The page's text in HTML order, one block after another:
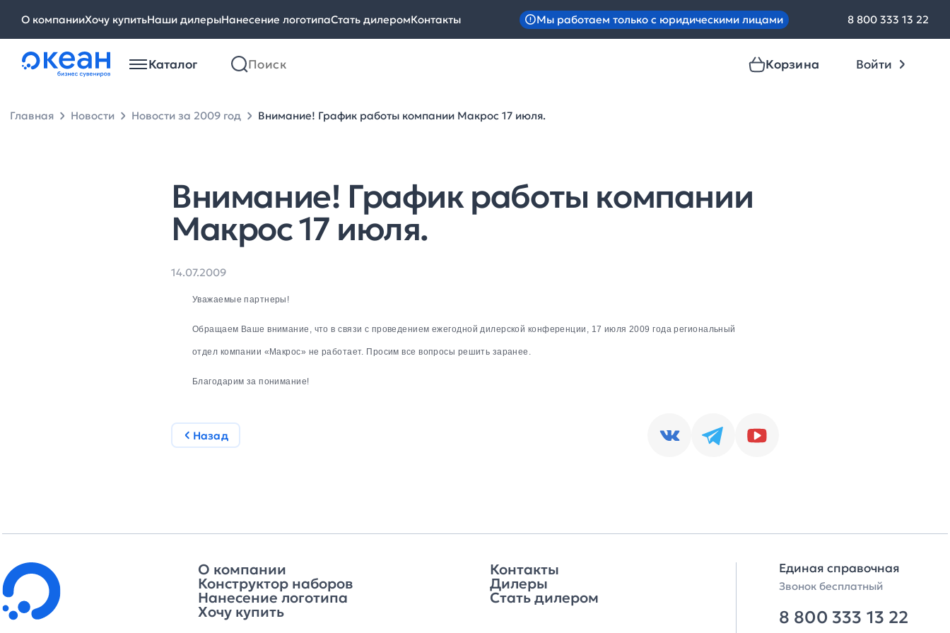
О компанииХочу купитьНаши дилерыНанесение логотипаСтать дилеромКонтакты Мы работаем только с юридическими лицами 8 800 333 13 22
Каталог Корзина Войти
Главная Новости Новости за 2009 год Внимание! График работы компании Макрос 17 июля.
Внимание! График работы компании
Макрос 17 июля.
14.07.2009
Уважаемые партнеры!
Обращаем Ваше внимание, что в связи с проведением ежегодной дилерской конференции, 17 июля 2009 года региональный
отдел компании «Макрос» не работает. Просим все вопросы решить заранее.
Благодарим за понимание!
Назад
О компании
Конструктор наборов
Нанесение логотипа
Хочу купить
Контакты
Дилеры
Стать дилером
Единая справочная
Звонок бесплатный
8 800 333 13 22